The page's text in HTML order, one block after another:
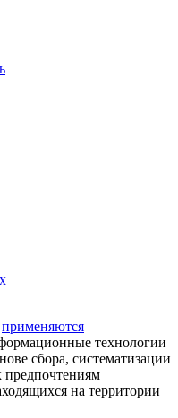
применяются
технологии
сбора, систематизации
предпочтениям
на территории